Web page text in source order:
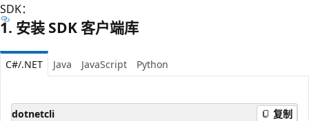
SDK：
1. 安装 SDK 客户端库
C#/.NET Java JavaScript Python
dotnetcli 复制